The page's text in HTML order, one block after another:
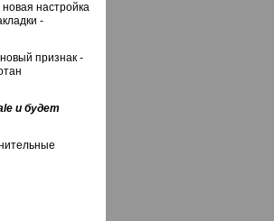
настройка
-
признак -
и будет